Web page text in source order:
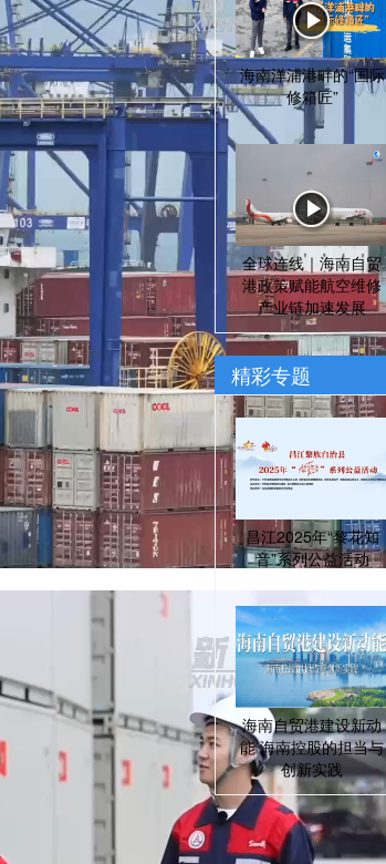
海南洋浦港畔的“国际
修箱匠”
全球连线｜海南自贸
港政策赋能航空维修
产业链加速发展
精彩专题
昌江2025年“黎花知
音”系列公益活动
海南自贸港建设新动
能 海南控股的担当与
创新实践